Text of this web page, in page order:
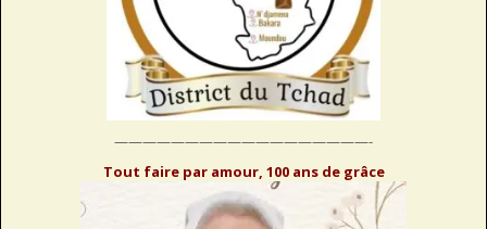
——————————————————-
Tout faire par amour, 100 ans de grâce